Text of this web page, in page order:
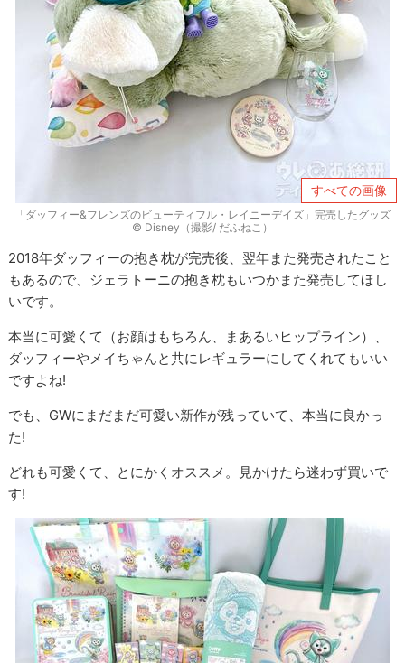
すべての画像
「ダッフィー&フレンズのビューティフル・レイニーデイズ」完売したグッズ
© Disney（撮影/ だふねこ）
2018年ダッフィーの抱き枕が完売後、翌年また発売されたこと
もあるので、ジェラトーニの抱き枕もいつかまた発売してほし
いです。
本当に可愛くて（お顔はもちろん、まあるいヒップライン）、
ダッフィーやメイちゃんと共にレギュラーにしてくれてもいい
ですよね!
でも、GWにまだまだ可愛い新作が残っていて、本当に良かっ
た!
どれも可愛くて、とにかくオススメ。見かけたら迷わず買いで
す!